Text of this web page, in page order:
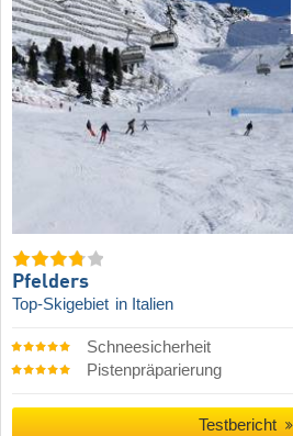
Pfelders
Top-Skigebiet in Italien
Schneesicherheit
Pistenpräparierung
Testbericht